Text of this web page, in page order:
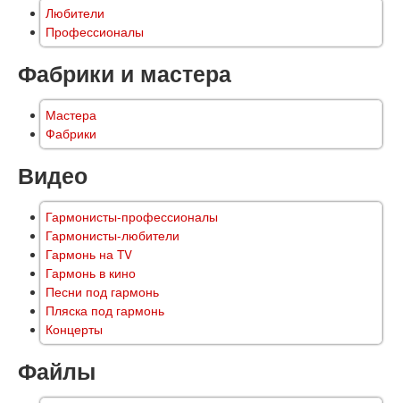
Любители
Профессионалы
Фабрики и мастера
Мастера
Фабрики
Видео
Гармонисты-профессионалы
Гармонисты-любители
Гармонь на TV
Гармонь в кино
Песни под гармонь
Пляска под гармонь
Концерты
Файлы